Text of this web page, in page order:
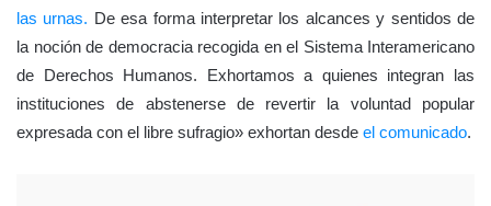
las urnas. De esa forma interpretar los alcances y sentidos de
la noción de democracia recogida en el Sistema Interamericano
de Derechos Humanos. Exhortamos a quienes integran las
instituciones de abstenerse de revertir la voluntad popular
expresada con el libre sufragio» exhortan desde el comunicado.